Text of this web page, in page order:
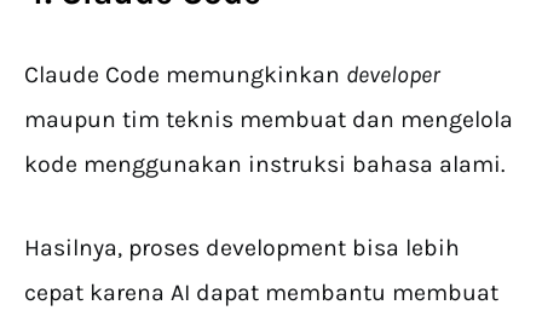
Claude Code memungkinkan developer
maupun tim teknis membuat dan mengelola
kode menggunakan instruksi bahasa alami.
Hasilnya, proses development bisa lebih
cepat karena AI dapat membantu membuat